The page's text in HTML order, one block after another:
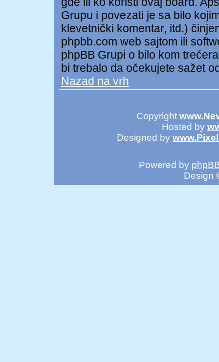
Grupu i povezati je sa bilo
klevetnički komentar, itd.)
phpbb.com web sajtom ili
phpBB Grupi o bilo kom
bi trebalo da očekujete sažet
Nazad na vrh
Copyright
Hosted by
Designed by
Powered by
Design